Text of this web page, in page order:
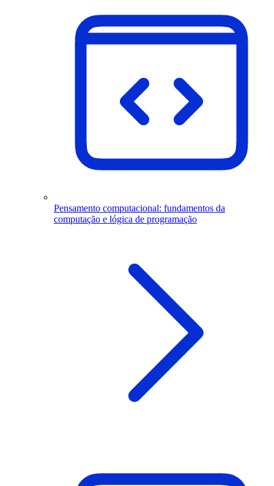
Pensamento computacional: fundamentos da
computação e lógica de programação